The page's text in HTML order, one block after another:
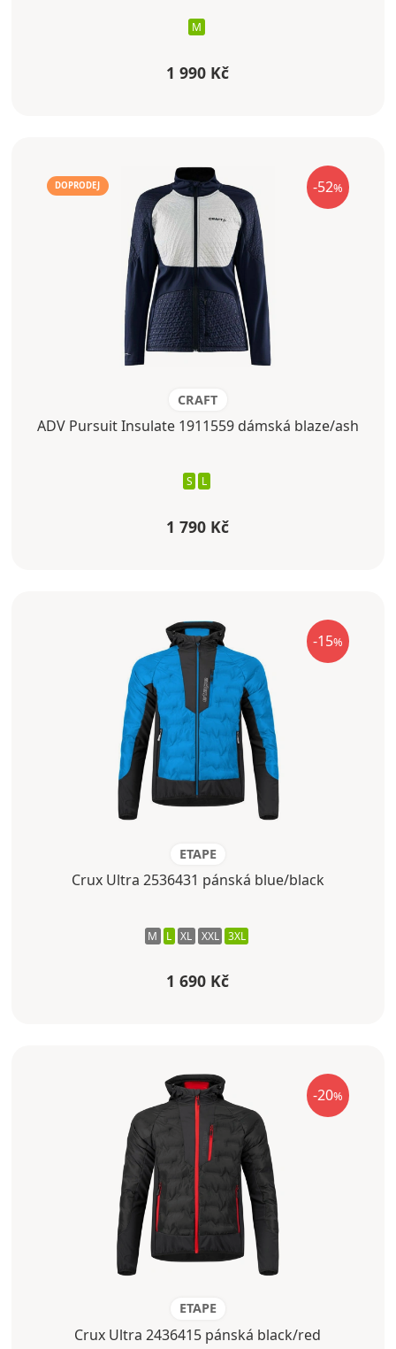
M
1 990 Kč
-52%
DOPRODEJ
CRAFT
ADV Pursuit Insulate 1911559 dámská blaze/ash
S L
1 790 Kč
-15%
ETAPE
Crux Ultra 2536431 pánská blue/black
M L XL XXL 3XL
1 690 Kč
-20%
ETAPE
Crux Ultra 2436415 pánská black/red